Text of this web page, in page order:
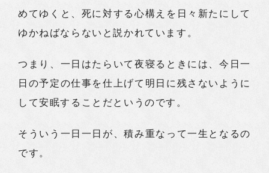
めてゆくと、死に対する心構えを日々新たにして
ゆかねばならないと説かれています。
つまり、一日はたらいて夜寝るときには、今日一
日の予定の仕事を仕上げて明日に残さないように
して安眠することだというのです。
そういう一日一日が、積み重なって一生となるの
です。